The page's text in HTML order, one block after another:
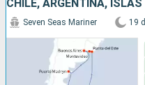
Seven Seas Mariner 19 d